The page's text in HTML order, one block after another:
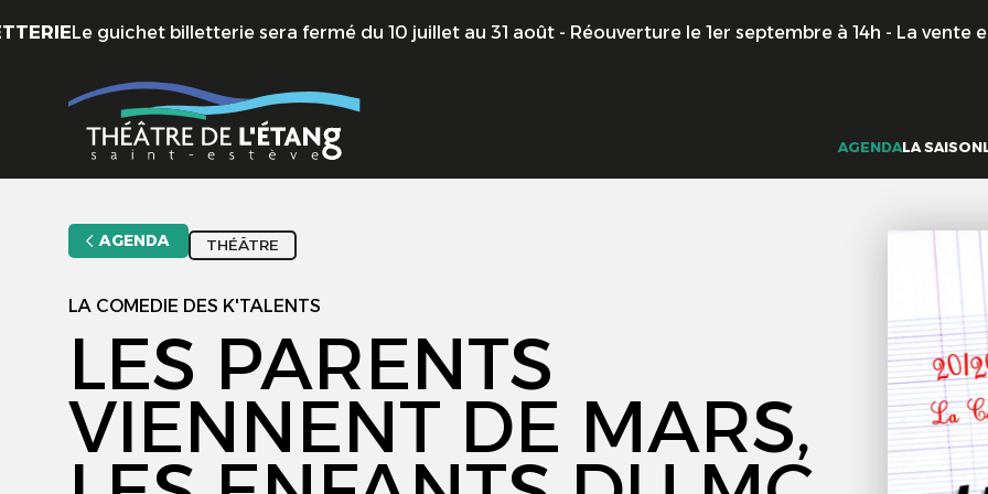
Le guichet billetterie sera fermé du 10 juillet au 31 août - Réouverture le 1er septembre à 14h - La vente en ligne
AGENDALA SAISON
AGENDA THÉÂTRE
LA COMEDIE DES K'TALENTS
LES PARENTS
VIENNENT DE MARS,